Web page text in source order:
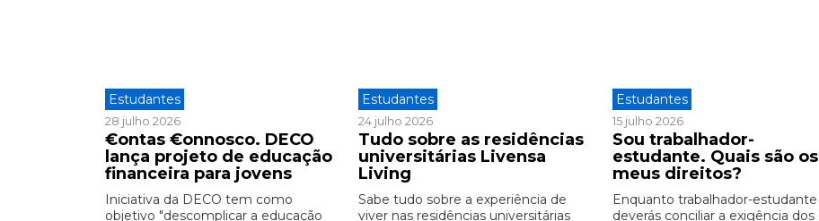
Estudantes
28 julho 2026
€ontas €onnosco. DECO
lança projeto de educação
financeira para jovens
Iniciativa da DECO tem como
objetivo "descomplicar a educação
Estudantes
24 julho 2026
Tudo sobre as residências
universitárias Livensa
Living
Sabe tudo sobre a experiência de
viver nas residências universitárias
Estudantes
15 julho 2026
Sou trabalhador-
estudante. Quais são os
meus direitos?
Enquanto trabalhador-estudante
deverás conciliar a exigência dos